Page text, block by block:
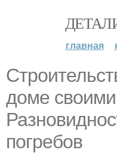
главная
доме
погребов